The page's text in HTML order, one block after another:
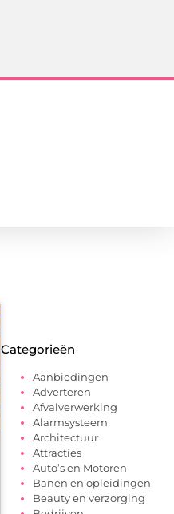
Categorieën
Aanbiedingen
Adverteren
Afvalverwerking
Alarmsysteem
Architectuur
Attracties
Auto’s en Motoren
Banen en opleidingen
Beauty en verzorging